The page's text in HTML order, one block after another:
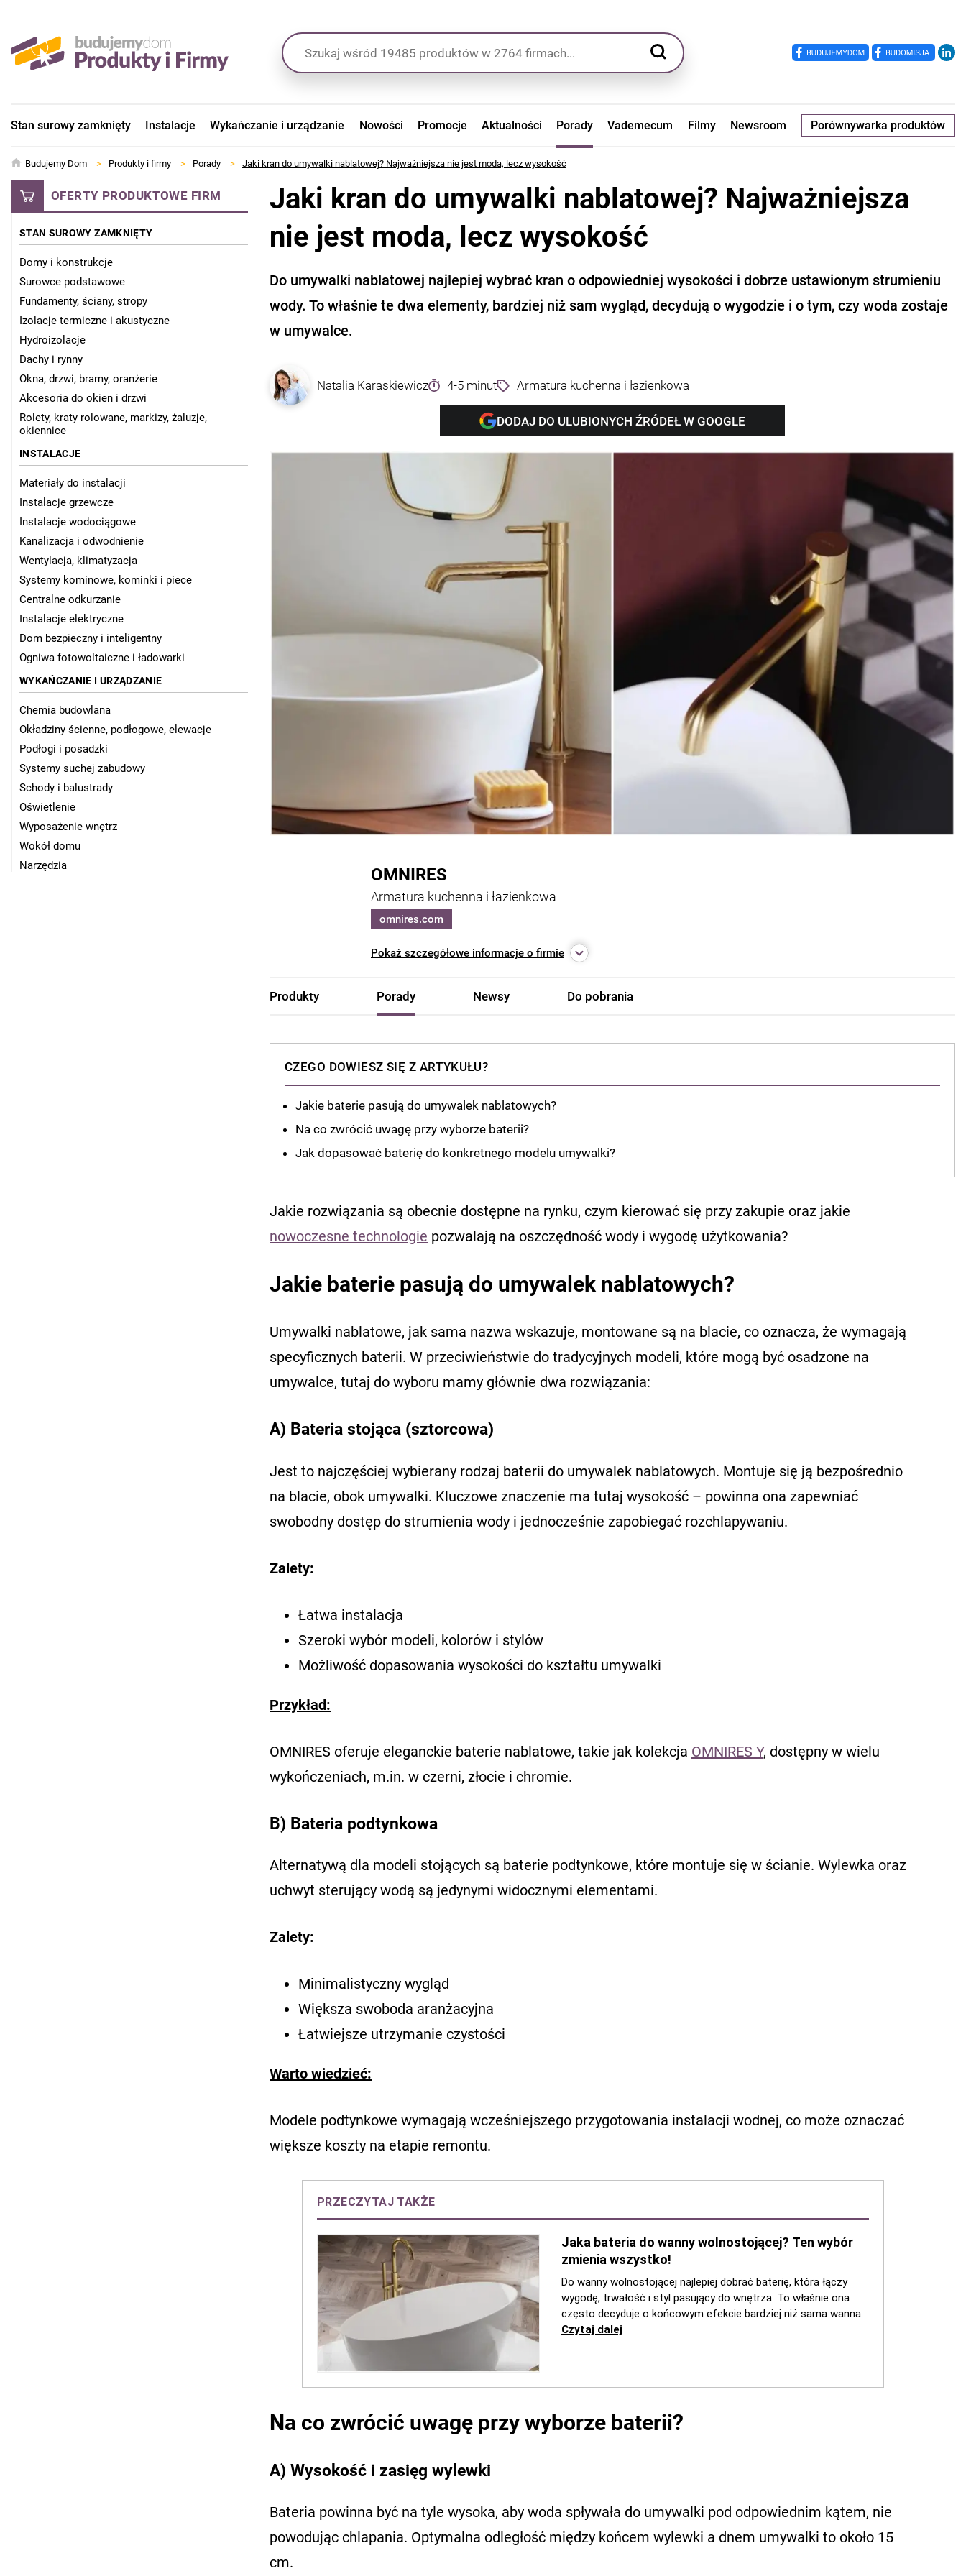
Stan surowy zamknięty Instalacje Wykańczanie i urządzanie Nowości Promocje Aktualności Porady Vademecum Filmy Newsroom Porównywarka produktów
Budujemy Dom > Produkty i firmy > Porady > Jaki kran do umywalki nablatowej? Najważniejsza nie jest moda, lecz wysokość
OFERTY PRODUKTOWE FIRM
STAN SUROWY ZAMKNIĘTY
Domy i konstrukcje
Surowce podstawowe
Fundamenty, ściany, stropy
Izolacje termiczne i akustyczne
Hydroizolacje
Dachy i rynny
Okna, drzwi, bramy, oranżerie
Akcesoria do okien i drzwi
Rolety, kraty rolowane, markizy, żaluzje,
okiennice
INSTALACJE
Materiały do instalacji
Instalacje grzewcze
Instalacje wodociągowe
Kanalizacja i odwodnienie
Wentylacja, klimatyzacja
Systemy kominowe, kominki i piece
Centralne odkurzanie
Instalacje elektryczne
Dom bezpieczny i inteligentny
Ogniwa fotowoltaiczne i ładowarki
WYKAŃCZANIE I URZĄDZANIE
Chemia budowlana
Okładziny ścienne, podłogowe, elewacje
Podłogi i posadzki
Systemy suchej zabudowy
Schody i balustrady
Oświetlenie
Wyposażenie wnętrz
Wokół domu
Narzędzia
Jaki kran do umywalki nablatowej? Najważniejsza
nie jest moda, lecz wysokość
Do umywalki nablatowej najlepiej wybrać kran o odpowiedniej wysokości i dobrze ustawionym strumieniu
wody. To właśnie te dwa elementy, bardziej niż sam wygląd, decydują o wygodzie i o tym, czy woda zostaje
w umywalce.
Natalia Karaskiewicz 4-5 minut Armatura kuchenna i łazienkowa
DODAJ DO ULUBIONYCH ŹRÓDEŁ W GOOGLE
OMNIRES
Armatura kuchenna i łazienkowa
omnires.com
Pokaż szczegółowe informacje o firmie
Produkty Porady Newsy Do pobrania
CZEGO DOWIESZ SIĘ Z ARTYKUŁU?
Jakie baterie pasują do umywalek nablatowych?
Na co zwrócić uwagę przy wyborze baterii?
Jak dopasować baterię do konkretnego modelu umywalki?
Jakie rozwiązania są obecnie dostępne na rynku, czym kierować się przy zakupie oraz jakie
nowoczesne technologie pozwalają na oszczędność wody i wygodę użytkowania?
Jakie baterie pasują do umywalek nablatowych?
Umywalki nablatowe, jak sama nazwa wskazuje, montowane są na blacie, co oznacza, że wymagają
specyficznych baterii. W przeciwieństwie do tradycyjnych modeli, które mogą być osadzone na
umywalce, tutaj do wyboru mamy głównie dwa rozwiązania:
A) Bateria stojąca (sztorcowa)
Jest to najczęściej wybierany rodzaj baterii do umywalek nablatowych. Montuje się ją bezpośrednio
na blacie, obok umywalki. Kluczowe znaczenie ma tutaj wysokość – powinna ona zapewniać
swobodny dostęp do strumienia wody i jednocześnie zapobiegać rozchlapywaniu.
Zalety:
Łatwa instalacja
Szeroki wybór modeli, kolorów i stylów
Możliwość dopasowania wysokości do kształtu umywalki
Przykład:
OMNIRES oferuje eleganckie baterie nablatowe, takie jak kolekcja OMNIRES Y, dostępny w wielu
wykończeniach, m.in. w czerni, złocie i chromie.
B) Bateria podtynkowa
Alternatywą dla modeli stojących są baterie podtynkowe, które montuje się w ścianie. Wylewka oraz
uchwyt sterujący wodą są jedynymi widocznymi elementami.
Zalety:
Minimalistyczny wygląd
Większa swoboda aranżacyjna
Łatwiejsze utrzymanie czystości
Warto wiedzieć:
Modele podtynkowe wymagają wcześniejszego przygotowania instalacji wodnej, co może oznaczać
większe koszty na etapie remontu.
Na co zwrócić uwagę przy wyborze baterii?
A) Wysokość i zasięg wylewki
Bateria powinna być na tyle wysoka, aby woda spływała do umywalki pod odpowiednim kątem, nie
powodując chlapania. Optymalna odległość między końcem wylewki a dnem umywalki to około 15
cm.